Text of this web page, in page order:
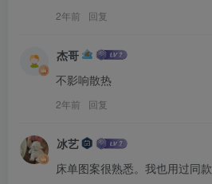
2年前 回复
杰哥
不影响散热
2年前 回复
冰艺
床单图案很熟悉。我也用过同款